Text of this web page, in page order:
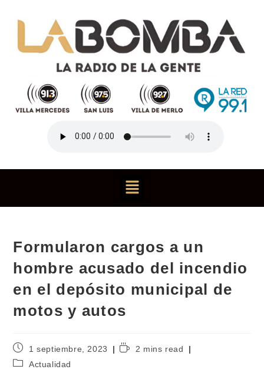
Formularon cargos a un
hombre acusado del incendio
en el depósito municipal de
motos y autos
1 septiembre, 2023
2 mins read
Actualidad